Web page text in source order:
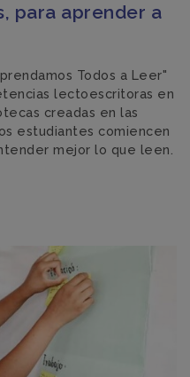
para aprender a
Todos a Leer"
lectoescritoras en
creadas en las
estudiantes comiencen
mejor lo que leen.